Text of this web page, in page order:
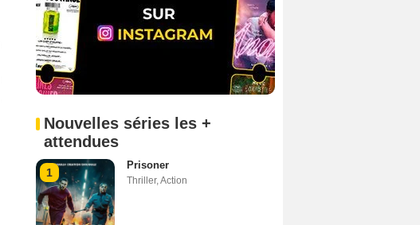
Nouvelles séries les +
attendues
1
Prisoner
Thriller,Action